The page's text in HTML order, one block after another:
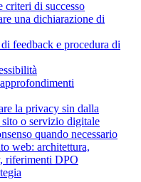
criteri di successo
una dichiarazione di
feedback e procedura di
la privacy sin dalla
o servizio digitale
quando necessario
web: architettura,
riferimenti DPO